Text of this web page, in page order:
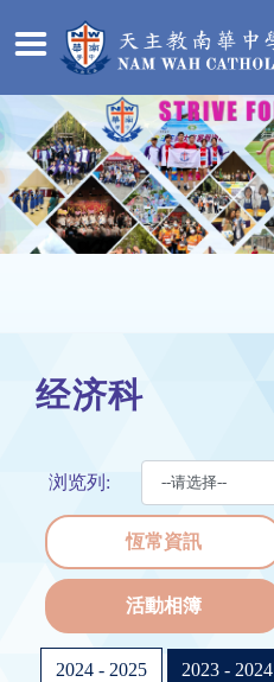
经济科
浏览列:
恆常資訊
活動相簿
2024 - 2025 2023 - 2024